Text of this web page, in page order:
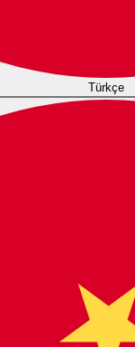
Türkçe